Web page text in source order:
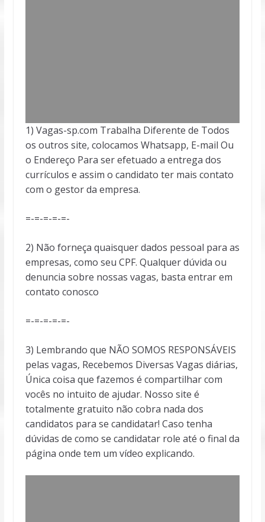
1) Vagas-sp.com Trabalha Diferente de Todos
os outros site, colocamos Whatsapp, E-mail Ou
o Endereço Para ser efetuado a entrega dos
currículos e assim o candidato ter mais contato
com o gestor da empresa.
=-=-=-=-=-
2) Não forneça quaisquer dados pessoal para as
empresas, como seu CPF. Qualquer dúvida ou
denuncia sobre nossas vagas, basta entrar em
contato conosco
=-=-=-=-=-
3) Lembrando que NÃO SOMOS RESPONSÁVEIS
pelas vagas, Recebemos Diversas Vagas diárias,
Única coisa que fazemos é compartilhar com
vocês no intuito de ajudar. Nosso site é
totalmente gratuito não cobra nada dos
candidatos para se candidatar! Caso tenha
dúvidas de como se candidatar role até o final da
página onde tem um vídeo explicando.